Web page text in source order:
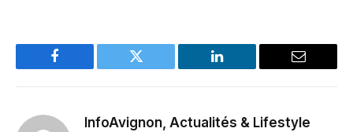
Facebook Twitter LinkedIn Email
InfoAvignon, Actualités & Lifestyle